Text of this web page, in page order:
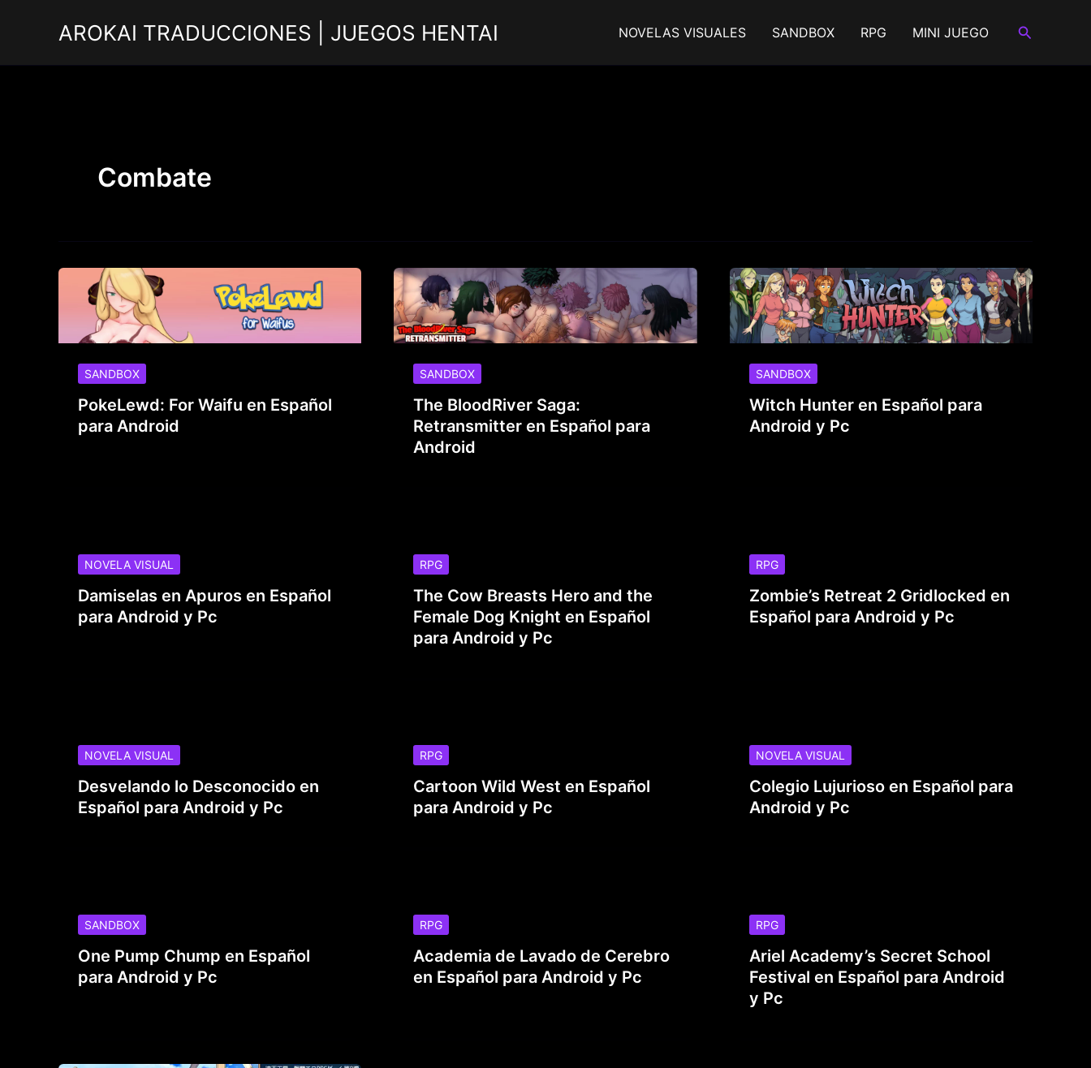
AROKAI TRADUCCIONES | JUEGOS HENTAI NOVELAS VISUALES SANDBOX RPG MINI JUEGO Buscar
Combate
SANDBOX
PokeLewd: For Waifu en Español
para Android
SANDBOX
The BloodRiver Saga:
Retransmitter en Español para
Android
SANDBOX
Witch Hunter en Español para
Android y Pc
NOVELA VISUAL
Damiselas en Apuros en Español
para Android y Pc
RPG
The Cow Breasts Hero and the
Female Dog Knight en Español
para Android y Pc
RPG
Zombie’s Retreat 2 Gridlocked en
Español para Android y Pc
NOVELA VISUAL
Desvelando lo Desconocido en
Español para Android y Pc
RPG
Cartoon Wild West en Español
para Android y Pc
NOVELA VISUAL
Colegio Lujurioso en Español para
Android y Pc
SANDBOX
One Pump Chump en Español
para Android y Pc
RPG
Academia de Lavado de Cerebro
en Español para Android y Pc
RPG
Ariel Academy’s Secret School
Festival en Español para Android
y Pc